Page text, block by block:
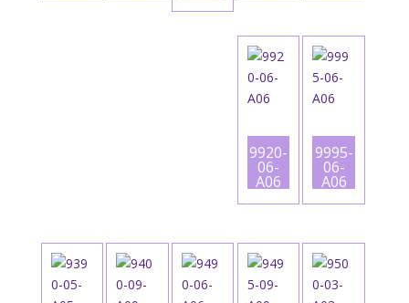
9920-
06-
A06
9995-
06-
A06